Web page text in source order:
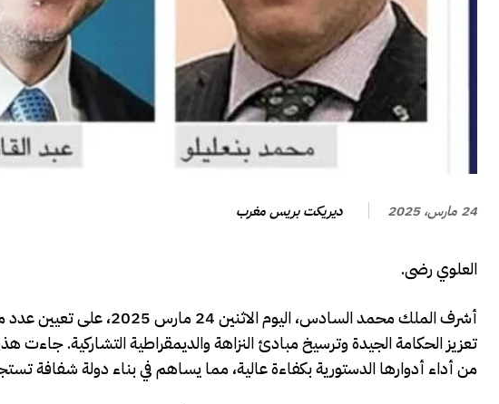
24 مارس، 2025 ديريكت بريس مغرب
العلوي رضى.
أشرف الملك محمد السادس،
تعزيز الحكامة الجيدة وترسيخ مبادئ النزاهة والديمقراطية التشاركية.
من أداء أدوارها الدستورية بكفاءة عالية، مما يساهم في بناء دولة شفافة